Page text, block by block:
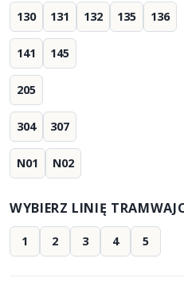
130 131 132 135 136
141 145
205
304 307
N01 N02
WYBIERZ LINIĘ
1 2 3 4 5